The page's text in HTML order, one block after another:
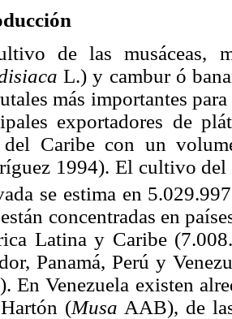
de las musáceas,
L.) y cambur ó
más importantes
exportadores de
del Caribe con un
1994). El cultivo del
se estima en
concentradas en
Latina y Caribe
Panamá, Perú y
En Venezuela existen
(Musa AAB), de